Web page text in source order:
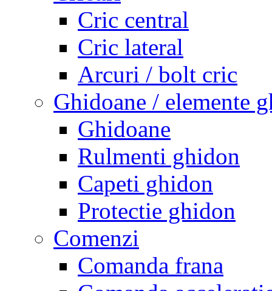
Cric central
Cric lateral
Arcuri / bolt cric
Ghidoane / elemente
Ghidoane
Rulmenti ghidon
Capeti ghidon
Protectie ghidon
Comenzi
Comanda frana